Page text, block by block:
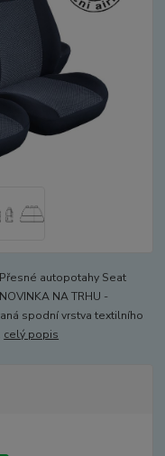
autopotahy Seat
NA TRHU -
spodní vrstva textilního
celý popis